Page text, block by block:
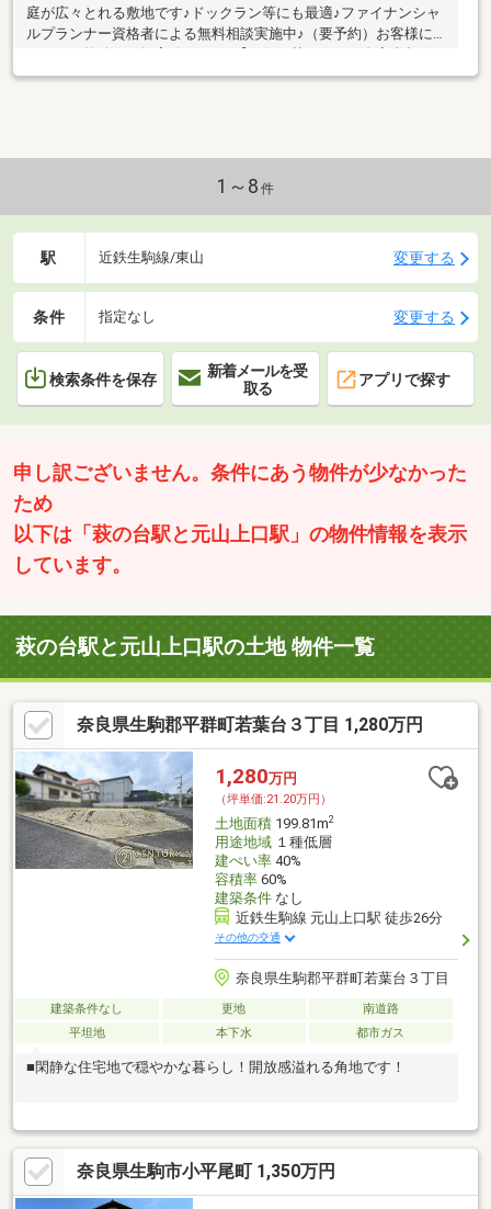
庭が広々とれる敷地です♪ドックラン等にも最適♪ファイナンシャ
ルプランナー資格者による無料相談実施中♪（要予約）お客様にピ
フォーム・保険・引っ越し・住宅ローン】全てワンストップでご
1～8 件
駅 近鉄生駒線/東山 変更する
条件 指定なし 変更する
検索条件を保存
新着メールを受
取る
アプリで探す
申し訳ございません。条件にあう物件が少なかった
ため
以下は「萩の台駅と元山上口駅」の物件情報を表示
しています。
萩の台駅と元山上口駅の土地 物件一覧
奈良県生駒郡平群町若葉台３丁目 1,280万円
1,280万円
（坪単価:21.20万円）
土地面積199.81m2
用途地域１種低層
建ぺい率40%
容積率60%
建築条件なし
近鉄生駒線 元山上口駅 徒歩26分
その他の交通
奈良県生駒郡平群町若葉台３丁目
建築条件なし 更地
南道路
平坦地
本下水 都市ガス
■閑静な住宅地で穏やかな暮らし！開放感溢れる角地です！
奈良県生駒市小平尾町 1,350万円